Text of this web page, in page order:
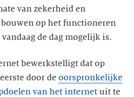
van zekerheid en
op het functioneren
bewerkstelligt dat op
door de oorspronkelijke
van het internet uit te